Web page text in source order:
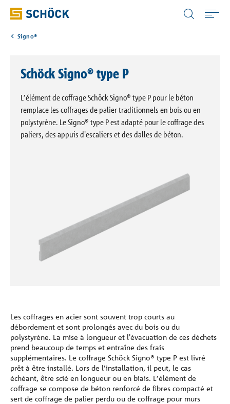
Applications
Nos solutions
Solutions digitales
Références
Luxembourg (LU) Français
Signo®
Schöck Signo® type P
L’élément de coffrage Schöck Signo® type P pour le béton
remplace les coffrages de palier traditionnels en bois ou en
polystyrène. Le Signo® type P est adapté pour le coffrage des
paliers, des appuis d'escaliers et des dalles de béton.
Les coffrages en acier sont souvent trop courts au
débordement et sont prolongés avec du bois ou du
polystyrène. La mise à longueur et l'évacuation de ces déchets
prend beaucoup de temps et entraîne des frais
supplémentaires. Le coffrage Schöck Signo® type P est livré
prêt à être installé. Lors de l’installation, il peut, le cas
échéant, être scié en longueur ou en biais. L’élément de
coffrage se compose de béton renforcé de fibres compacté et
sert de coffrage de palier perdu ou de coffrage pour murs